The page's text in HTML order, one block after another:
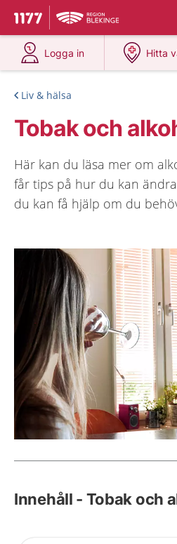
Till startsidan för 1177
Du har valt region
Logga in
på 1177.se
Hitta
på
Liv & hälsa
Tobak och
Här kan du läsa mer om
får tips på hur du kan
du kan få hjälp om du
Innehåll - Tobak och